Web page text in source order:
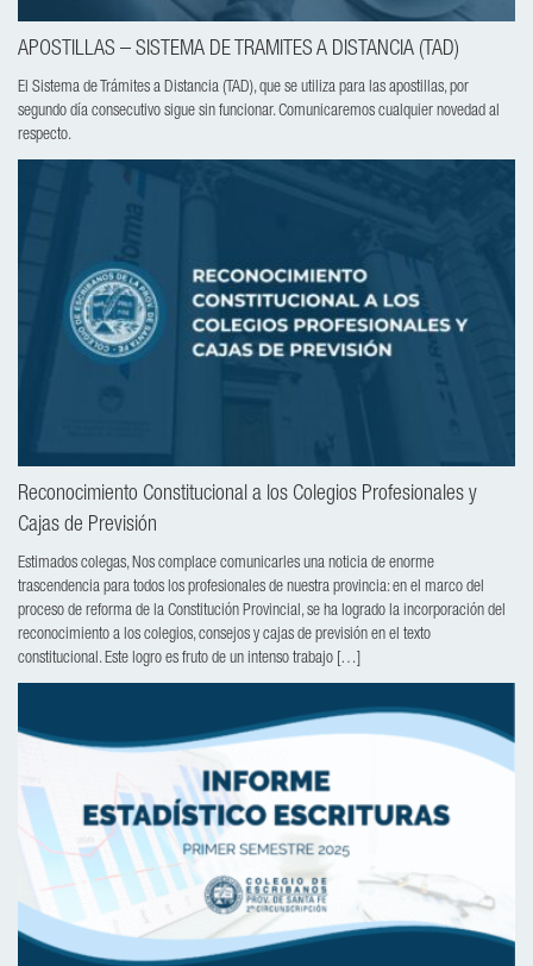
APOSTILLAS – SISTEMA DE TRAMITES A DISTANCIA (TAD)
El Sistema de Trámites a Distancia (TAD), que se utiliza para las apostillas, por
segundo día consecutivo sigue sin funcionar. Comunicaremos cualquier novedad al
respecto.
Reconocimiento Constitucional a los Colegios Profesionales y
Cajas de Previsión
Estimados colegas, Nos complace comunicarles una noticia de enorme
trascendencia para todos los profesionales de nuestra provincia: en el marco del
proceso de reforma de la Constitución Provincial, se ha logrado la incorporación del
reconocimiento a los colegios, consejos y cajas de previsión en el texto
constitucional. Este logro es fruto de un intenso trabajo […]